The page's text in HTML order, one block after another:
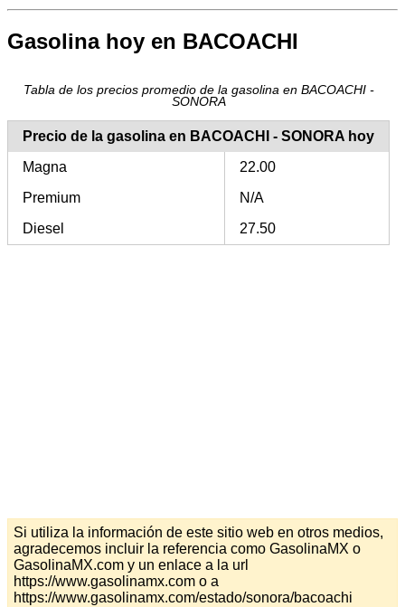
Gasolina hoy en BACOACHI
Tabla de los precios promedio de la gasolina en BACOACHI -
SONORA
Precio de la gasolina en BACOACHI - SONORA hoy
Magna
22.00
Premium
N/A
Diesel
27.50
Si utiliza la información de este sitio web en otros medios,
agradecemos incluir la referencia como GasolinaMX o
GasolinaMX.com y un enlace a la url
https://www.gasolinamx.com o a
https://www.gasolinamx.com/estado/sonora/bacoachi